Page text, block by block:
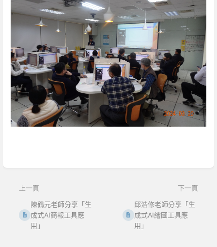
mode
上一頁
陳鶴元老師分享「生
成式AI簡報工具應
用」
下一頁
邱浩修老師分享「生
成式AI繪圖工具應
用」